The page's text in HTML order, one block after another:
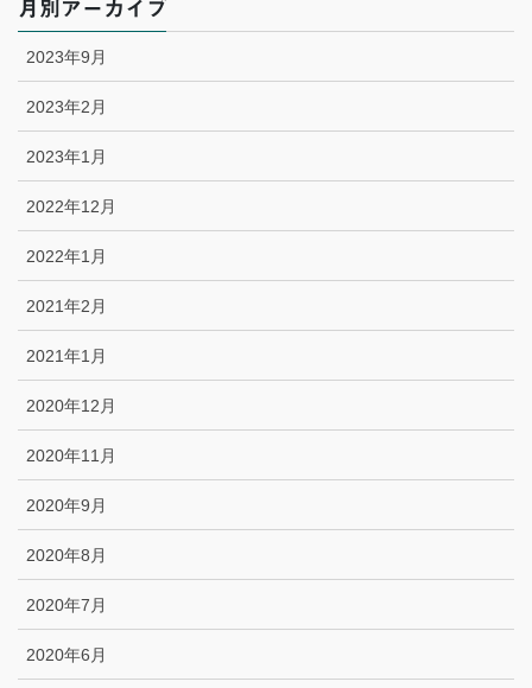
月別アーカイブ
2023年9月
2023年2月
2023年1月
2022年12月
2022年1月
2021年2月
2021年1月
2020年12月
2020年11月
2020年9月
2020年8月
2020年7月
2020年6月